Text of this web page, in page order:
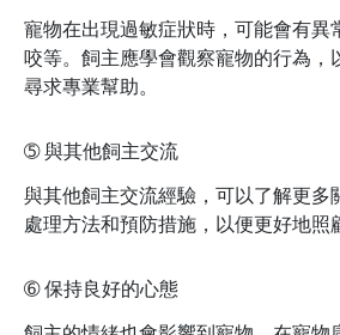
寵物在出現過敏症狀時，可能會有異
咬等。飼主應學會觀察寵物的行為，
尋求專業幫助。
➄與其他飼主交流
與其他飼主交流經驗，可以了解更多
處理方法和預防措施，以便更好地照
➅保持良好的心態